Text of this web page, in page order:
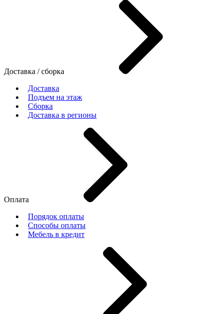
Доставка / сборка
Доставка
Подъем на этаж
Сборка
Доставка в регионы
Оплата
Порядок оплаты
Способы оплаты
Мебель в кредит